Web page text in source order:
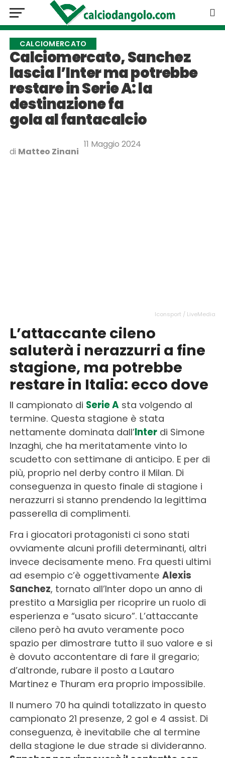
CALCIOMERCATO
Calciomercato, Sanchez
lascia l’Inter ma potrebbe
restare in Serie A: la
destinazione fa
gola al fantacalcio
di Matteo Zinani
11 Maggio 2024
Iconsport / LiveMedia
L’attaccante cileno
saluterà i nerazzurri a fine
stagione, ma potrebbe
restare in Italia: ecco dove
Il campionato di Serie Asta volgendo al
termine. Questa stagione è stata
nettamente dominata dall’Interdi Simone
Inzaghi, che ha meritatamente vinto lo
scudetto con settimane di anticipo. E per di
più, proprio nel derby contro il Milan. Di
conseguenza in questo finale di stagione i
nerazzurri si stanno prendendo la legittima
passerella di complimenti.
Fra i giocatori protagonisti ci sono stati
ovviamente alcuni profili determinanti, altri
invece decisamente meno. Fra questi ultimi
ad esempio c’è oggettivamente Alexis
Sanchez, tornato all’Inter dopo un anno di
prestito a Marsiglia per ricoprire un ruolo di
esperienza e “usato sicuro”. L’attaccante
cileno però ha avuto veramente poco
spazio per dimostrare tutto il suo valore e si
è dovuto accontentare di fare il gregario;
d’altronde, rubare il posto a Lautaro
Martinez e Thuram era proprio impossibile.
Il numero 70 ha quindi totalizzato in questo
campionato 21 presenze, 2 gol e 4 assist. Di
conseguenza, è inevitabile che al termine
della stagione le due strade si divideranno.